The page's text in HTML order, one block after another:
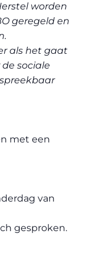
worden
geregeld en
als het gaat
sociale
met een
van
gesproken.